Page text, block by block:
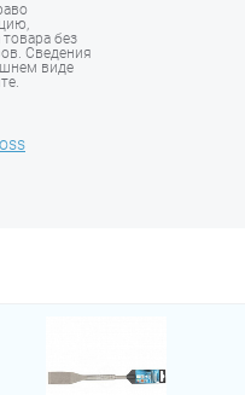
без
Сведения
виде